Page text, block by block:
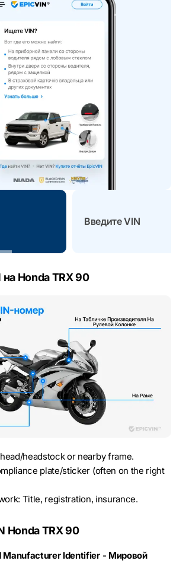
Введите VIN
на Honda TRX 90
headstock or nearby frame.
plate/sticker (often on the right
Title, registration, insurance.
Honda TRX 90
Manufacturer Identifier - Мировой